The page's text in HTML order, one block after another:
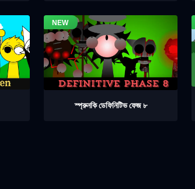
স্প্রুনকি ডেফিনিটিভ ফেজ ৮